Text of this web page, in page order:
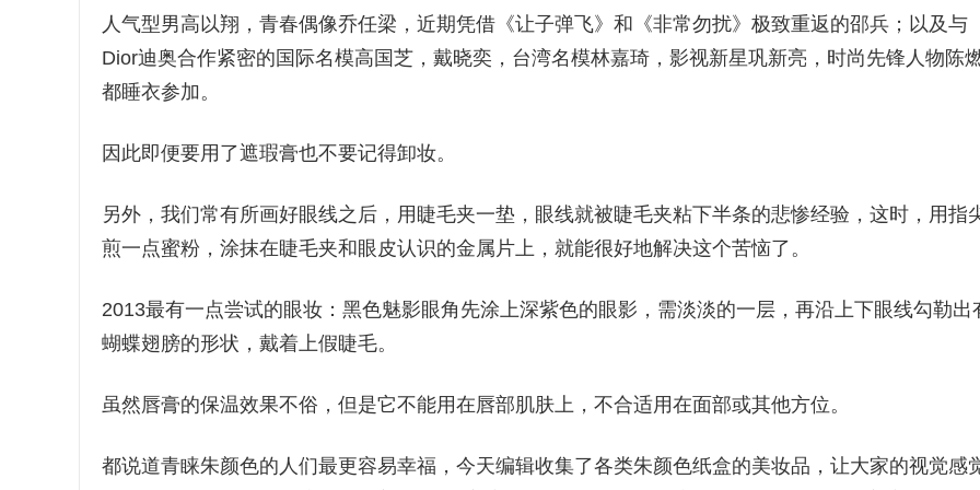
人气型男高以翔，青春偶像乔任梁，近期凭借《让子弹飞》和《非常勿扰》极致重返的邵兵；以及与
Dior迪奥合作紧密的国际名模高国芝，戴晓奕，台湾名模林嘉琦，影视新星巩新亮，时尚先锋人物陈
都睡衣参加。
因此即便要用了遮瑕膏也不要记得卸妆。
另外，我们常有所画好眼线之后，用睫毛夹一垫，眼线就被睫毛夹粘下半条的悲惨经验，这时，用指
煎一点蜜粉，涂抹在睫毛夹和眼皮认识的金属片上，就能很好地解决这个苦恼了。
2013最有一点尝试的眼妆：黑色魅影眼角先涂上深紫色的眼影，需淡淡的一层，再沿上下眼线勾勒出
蝴蝶翅膀的形状，戴着上假睫毛。
虽然唇膏的保温效果不俗，但是它不能用在唇部肌肤上，不合适用在面部或其他方位。
都说道青睐朱颜色的人们最更容易幸福，今天编辑收集了各类朱颜色纸盒的美妆品，让大家的视觉感